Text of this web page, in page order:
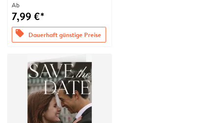
Ab
7,99 €*
offers Dauerhaft günstige Preise